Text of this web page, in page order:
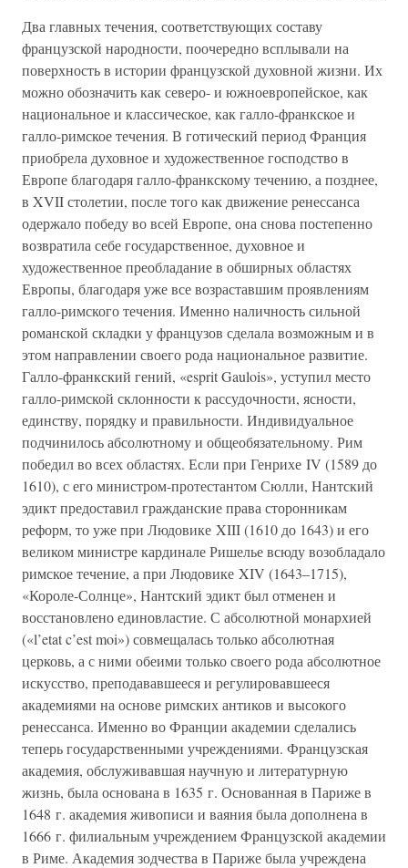
Два главных течения, соответствующих составу
французской народности, поочередно всплывали на
поверхность в истории французской духовной жизни. Их
можно обозначить как северо- и южноевропейское, как
национальное и классическое, как галло-франкское и
галло-римское течения. В готический период Франция
приобрела духовное и художественное господство в
Европе благодаря галло-франкскому течению, а позднее,
в XVII столетии, после того как движение ренессанса
одержало победу во всей Европе, она снова постепенно
возвратила себе государственное, духовное и
художественное преобладание в обширных областях
Европы, благодаря уже все возраставшим проявлениям
галло-римского течения. Именно наличность сильной
романской складки у французов сделала возможным и в
этом направлении своего рода национальное развитие.
Галло-франкский гений, «esprit Gaulois», уступил место
галло-римской склонности к рассудочности, ясности,
единству, порядку и правильности. Индивидуальное
подчинилось абсолютному и общеобязательному. Рим
победил во всех областях. Если при Генрихе IV (1589 до
1610), с его министром-протестантом Сюлли, Нантский
эдикт предоставил гражданские права сторонникам
реформ, то уже при Людовике XIII (1610 до 1643) и его
великом министре кардинале Ришелье всюду возобладало
римское течение, а при Людовике XIV (1643–1715),
«Короле-Солнце», Нантский эдикт был отменен и
восстановлено единовластие. С абсолютной монархией
(«l’etat c’est moi») совмещалась только абсолютная
церковь, а с ними обеими только своего рода абсолютное
искусство, преподававшееся и регулировавшееся
академиями на основе римских антиков и высокого
ренессанса. Именно во Франции академии сделались
теперь государственными учреждениями. Французская
академия, обслуживавшая научную и литературную
жизнь, была основана в 1635 г. Основанная в Париже в
1648 г. академия живописи и ваяния была дополнена в
1666 г. филиальным учреждением Французской академии
в Риме. Академия зодчества в Париже была учреждена